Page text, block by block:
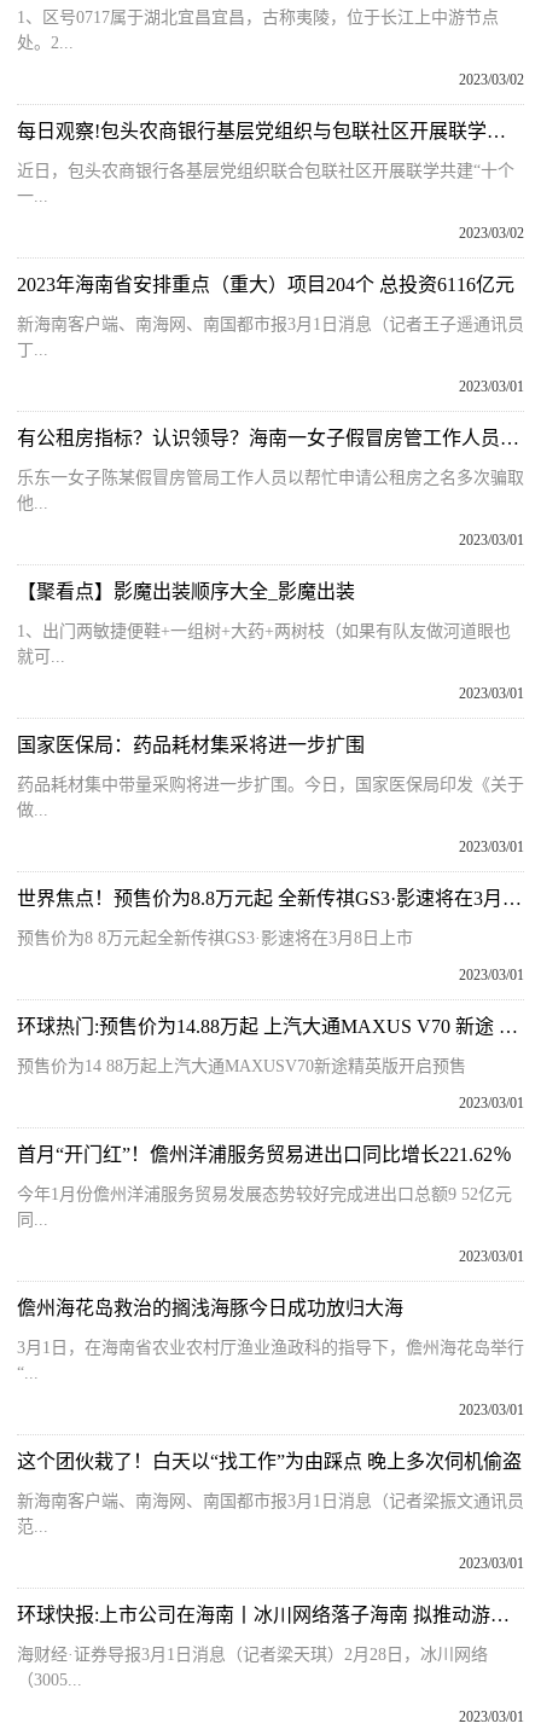
1、区号0717属于湖北宜昌宜昌，古称夷陵，位于长江上中游节点
处。2...
2023/03/02
每日观察!包头农商银行基层党组织与包联社区开展联学共建“十个一起”观影主题党日活动
近日，包头农商银行各基层党组织联合包联社区开展联学共建“十个
一...
2023/03/02
2023年海南省安排重点（重大）项目204个 总投资6116亿元
新海南客户端、南海网、南国都市报3月1日消息（记者王子遥通讯员
丁...
2023/03/01
有公租房指标？认识领导？海南一女子假冒房管工作人员诈骗！
乐东一女子陈某假冒房管局工作人员以帮忙申请公租房之名多次骗取
他...
2023/03/01
【聚看点】影魔出装顺序大全_影魔出装
1、出门两敏捷便鞋+一组树+大药+两树枝（如果有队友做河道眼也
就可...
2023/03/01
国家医保局：药品耗材集采将进一步扩围
药品耗材集中带量采购将进一步扩围。今日，国家医保局印发《关于
做...
2023/03/01
世界焦点！预售价为8.8万元起 全新传祺GS3·影速将在3月8日上市
预售价为8 8万元起全新传祺GS3·影速将在3月8日上市
2023/03/01
环球热门:预售价为14.88万起 上汽大通MAXUS V70 新途 精英版开启预售
预售价为14 88万起上汽大通MAXUSV70新途精英版开启预售
2023/03/01
首月“开门红”！儋州洋浦服务贸易进出口同比增长221.62％
今年1月份儋州洋浦服务贸易发展态势较好完成进出口总额9 52亿元
同...
2023/03/01
儋州海花岛救治的搁浅海豚今日成功放归大海
3月1日，在海南省农业农村厅渔业渔政科的指导下，儋州海花岛举行
“...
2023/03/01
这个团伙栽了！白天以“找工作”为由踩点 晚上多次伺机偷盗
新海南客户端、南海网、南国都市报3月1日消息（记者梁振文通讯员
范...
2023/03/01
环球快报:上市公司在海南丨冰川网络落子海南 拟推动游戏发行业务发展
海财经·证券导报3月1日消息（记者梁天琪）2月28日，冰川网络
（3005...
2023/03/01